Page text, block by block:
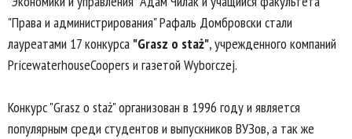
"Права и администрирования" Рафаль Домбровски стали
лауреатами 17 конкурса "Grasz o staż", учрежденного компаний
PricewaterhouseCoopers и газетой Wyborczej.
Конкурс "Grasz o staż" организован в 1996 году и является
популярным среди студентов и выпускников ВУЗов, а так же